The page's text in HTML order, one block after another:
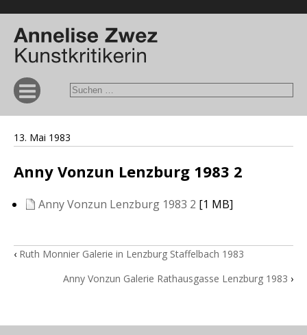
13. Mai 1983
Anny Vonzun Lenzburg 1983 2
Anny Vonzun Lenzburg 1983 2 [1 MB]
‹ Ruth Monnier Galerie in Lenzburg Staffelbach 1983
Anny Vonzun Galerie Rathausgasse Lenzburg 1983 ›